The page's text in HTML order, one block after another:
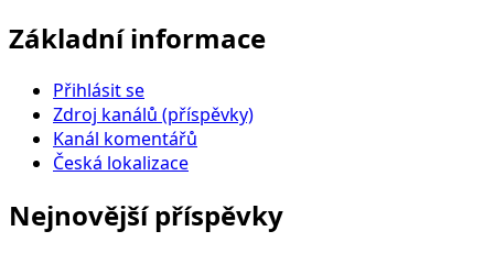
Základní informace
Přihlásit se
Zdroj kanálů (příspěvky)
Kanál komentářů
Česká lokalizace
Nejnovější příspěvky